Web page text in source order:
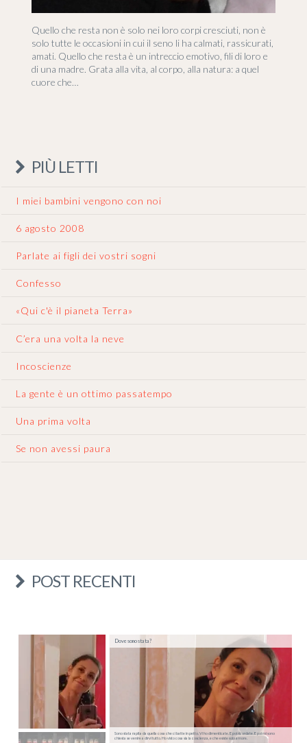
Quello che resta non è solo nei loro corpi cresciuti, non è
solo tutte le occasioni in cui il seno li ha calmati, rassicurati,
amati. Quello che resta è un intreccio emotivo, fili di loro e
di una madre. Grata alla vita, al corpo, alla natura: a quel
cuore che…
PIÙ LETTI
I miei bambini vengono con noi
6 agosto 2008
Parlate ai figli dei vostri sogni
Confesso
«Qui c'è il pianeta Terra»
C’era una volta la neve
Incoscienze
La gente è un ottimo passatempo
Una prima volta
Se non avessi paura
POST RECENTI
Sono stata rapita da quella cosa che ci batte in petto. Vi ho dimenticate. E poi ricordate. E poi mi sono
chiesta se venire a dirvi tutto. Ho visto cosa sia la coscienza, e che esiste solo amore.
Dove sono stata?